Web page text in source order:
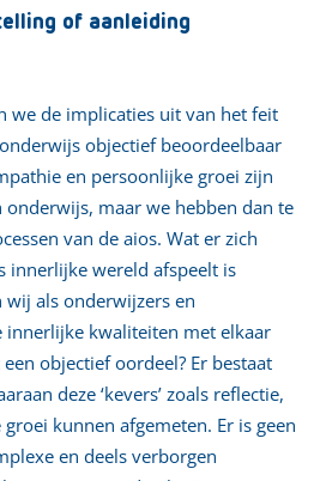
of aanleiding
we de implicaties uit van het feit
objectief beoordeelbaar
en persoonlijke groei zijn
maar we hebben dan te
van de aios. Wat er zich
innerlijke wereld afspeelt is
als onderwijzers en
innerlijke kwaliteiten met elkaar
objectief oordeel? Er bestaat
deze ‘kevers’ zoals reflectie,
kunnen afgemeten. Er is geen
en deels verborgen